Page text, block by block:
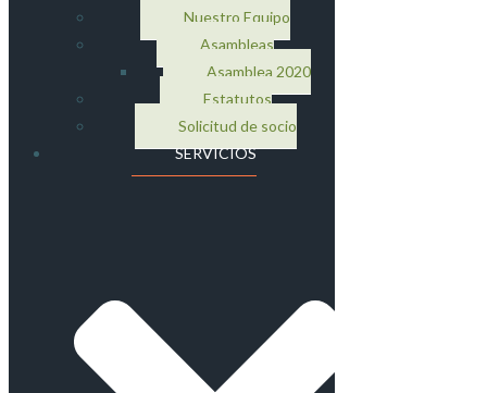
Nuestro Equipo
Asambleas
Asamblea 2020
Estatutos
Solicitud de socio
SERVICIOS